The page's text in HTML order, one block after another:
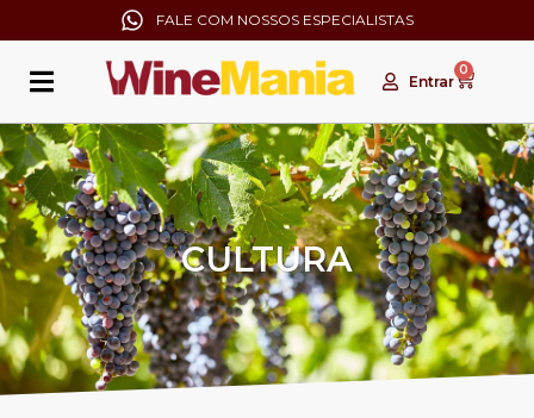
FALE COM NOSSOS ESPECIALISTAS
Entrar
0
CULTURA